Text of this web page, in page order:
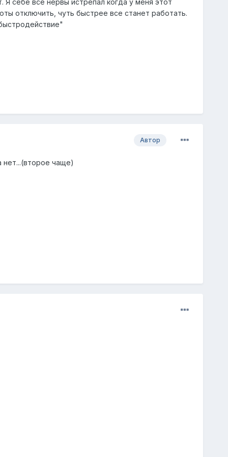
себе все нервы истрепал когда у меня этот
отключить, чуть быстрее все станет работать.
Автор
нет...(второе чаще)